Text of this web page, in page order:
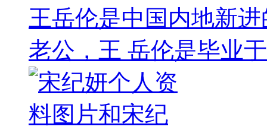
王岳伦是中国内地新
老公，王 岳伦是毕业